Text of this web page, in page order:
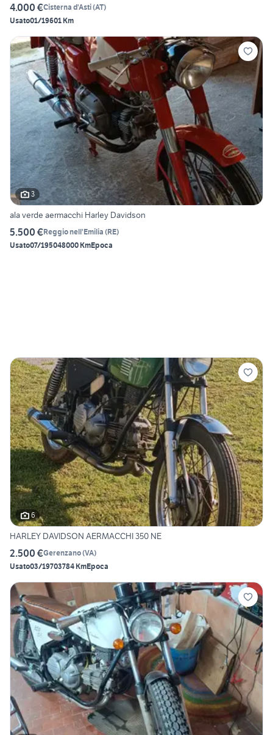
4.000 €Cisterna d'Asti(AT)
Usato01/19601 Km
3
ala verde aermacchi Harley Davidson
5.500 €Reggio nell'Emilia (RE)
Usato07/195048000 KmEpoca
6
HARLEY DAVIDSON AERMACCHI 350 NE
2.500 €Gerenzano(VA)
Usato03/19703784 KmEpoca